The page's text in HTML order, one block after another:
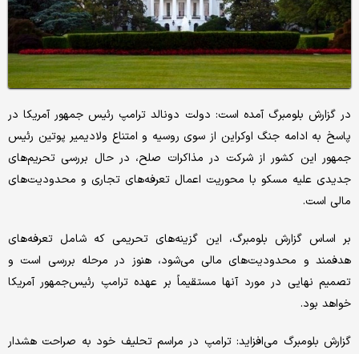
در گزارش بلومبرگ آمده است: دولت دونالد ترامپ رئیس جمهور آمریکا در
پاسخ به ادامه جنگ اوکراین از سوی روسیه و امتناع ولادیمیر پوتین رئیس
جمهور این کشور از شرکت در مذاکرات صلح، در حال بررسی تحریم‌های
جدیدی علیه مسکو با محوریت اعمال تعرفه‌های تجاری و محدودیت‌های
مالی است.
بر اساس گزارش بلومبرگ، این گزینه‌های تحریمی که شامل تعرفه‌های
هدفمند و محدودیت‌های مالی می‌شود، هنوز در مرحله بررسی است و
تصمیم نهایی در مورد آنها مستقیماً بر عهده ترامپ رئیس‌جمهور آمریکا
خواهد بود.
گزارش بلومبرگ می‌افزاید: ترامپ در مراسم تحلیف خود به صراحت هشدار